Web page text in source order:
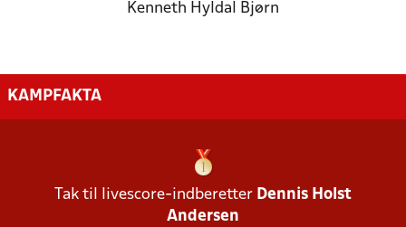
Kenneth Hyldal Bjørn
KAMPFAKTA
Tak til livescore-indberetter Dennis Holst
Andersen